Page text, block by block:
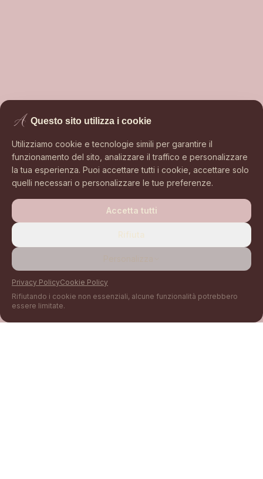
Questo sito utilizza i cookie
Utilizziamo cookie e tecnologie simili per garantire il
funzionamento del sito , analizzare il traffico e personalizzare
la tua esperienza. Puoi accettare tutti i cookie, accettare solo
quelli necessari o personalizzare le tue preferenze.
Accetta tutti
Rifiuta
Privacy PolicyCookie Policy
Rifiutando i cookie non essenziali, alcune funzionalità potrebbero
essere limitate.